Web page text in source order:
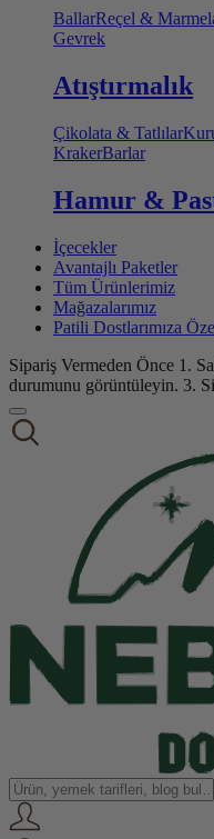
BallarReçel &
Gevrek
Atıştırmalık
Çikolata & Tatlılar
KrakerBarlar
Hamur &
İçecekler
Avantajlı Paketler
Tüm Ürünlerimiz
Mağazalarımız
Patili Dostlarımıza
Sipariş Vermeden Önce 1.
durumunu görüntüleyin. 3.